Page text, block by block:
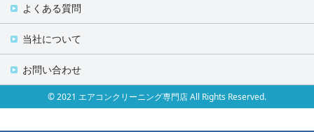
よくある質問
当社について
お問い合わせ
© 2021 エアコンクリーニング専門店 All Rights Reserved.